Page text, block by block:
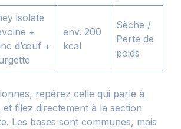
isolate
+
d’œuf +
env. 200
kcal
Sèche /
Perte de
poids
repérez celle qui parle à
filez directement à la section
Les bases sont communes, mais